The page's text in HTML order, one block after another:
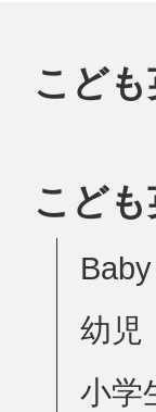
こど
こど
幼児
小学